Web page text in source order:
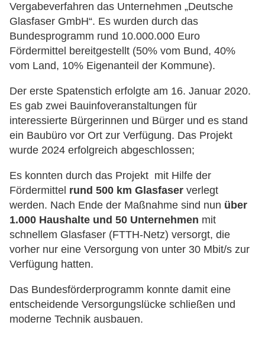
Vergabeverfahren das Unternehmen „Deutsche
Glasfaser GmbH“. Es wurden durch das
Bundesprogramm rund 10.000.000 Euro
Fördermittel bereitgestellt (50% vom Bund, 40%
vom Land, 10% Eigenanteil der Kommune).
Der erste Spatenstich erfolgte am 16. Januar 2020.
Es gab zwei Bauinfoveranstaltungen für
interessierte Bürgerinnen und Bürger und es stand
ein Baubüro vor Ort zur Verfügung. Das Projekt
wurde 2024 erfolgreich abgeschlossen;
Es konnten durch das Projekt mit Hilfe der
Fördermittel rund 500 km Glasfaser verlegt
werden. Nach Ende der Maßnahme sind nun über
1.000 Haushalte und 50 Unternehmen mit
schnellem Glasfaser (FTTH-Netz) versorgt, die
vorher nur eine Versorgung von unter 30 Mbit/s zur
Verfügung hatten.
Das Bundesförderprogramm konnte damit eine
entscheidende Versorgungslücke schließen und
moderne Technik ausbauen.